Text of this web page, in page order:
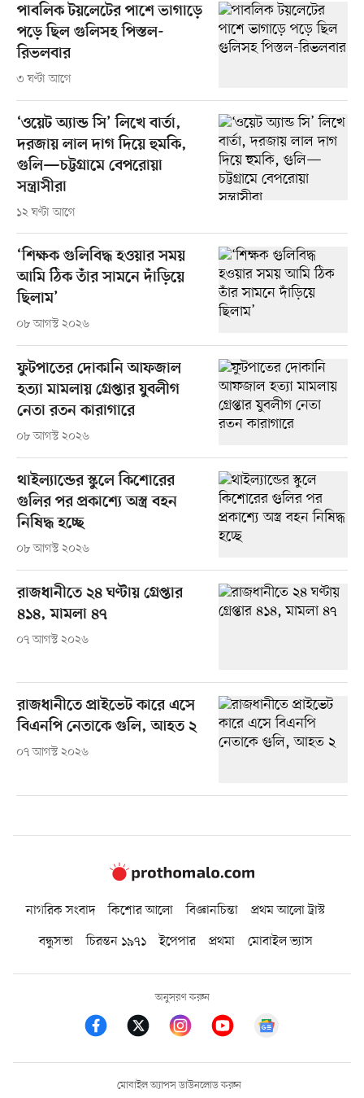
পাবলিক টয়লেটের পাশে ভাগাড়ে
পড়ে ছিল গুলিসহ পিস্তল-
রিভলবার
৩ ঘণ্টা আগে
‘ওয়েট অ্যান্ড সি’ লিখে বার্তা,
দরজায় লাল দাগ দিয়ে হুমকি,
গুলি—চট্টগ্রামে বেপরোয়া
সন্ত্রাসীরা
১২ ঘণ্টা আগে
‘শিক্ষক গুলিবিদ্ধ হওয়ার সময়
আমি ঠিক তাঁর সামনে দাঁড়িয়ে
ছিলাম’
০৮ আগস্ট ২০২৬
ফুটপাতের দোকানি আফজাল
হত্যা মামলায় গ্রেপ্তার যুবলীগ
নেতা রতন কারাগারে
০৮ আগস্ট ২০২৬
থাইল্যান্ডের স্কুলে কিশোরের
গুলির পর প্রকাশ্যে অস্ত্র বহন
নিষিদ্ধ হচ্ছে
০৮ আগস্ট ২০২৬
রাজধানীতে ২৪ ঘণ্টায় গ্রেপ্তার
৪১৪, মামলা ৪৭
০৭ আগস্ট ২০২৬
রাজধানীতে প্রাইভেট কারে এসে
বিএনপি নেতাকে গুলি, আহত ২
০৭ আগস্ট ২০২৬
নাগরিক সংবাদ কিশোর আলো বিজ্ঞানচিন্তা
প্রথম আলো ট্রাস্ট
বন্ধুসভা
চিরন্তন ১৯৭১ ইপেপার প্রথমা মোবাইল ভ্যাস
অনুসরণ করুন
মোবাইল অ্যাপস ডাউনলোড করুন